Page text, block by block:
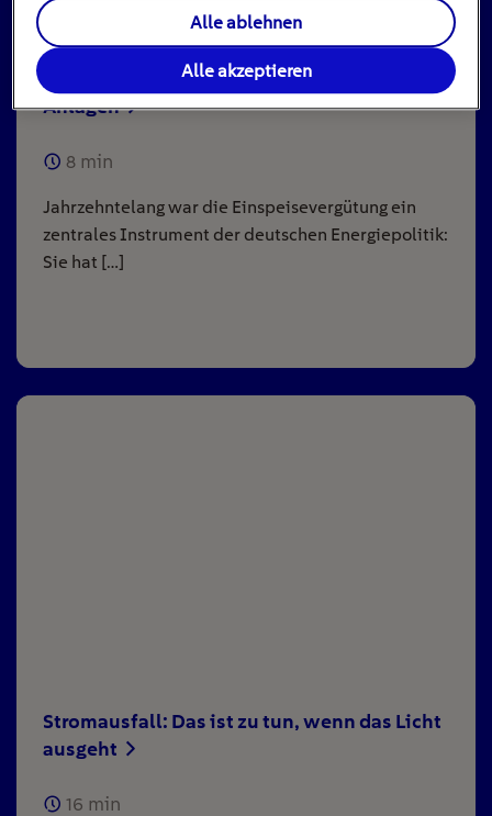
Einspeisevergütung für Photovoltaik-
Anlagen
8 min
Jahrzehntelang war die Einspeisevergütung ein
zentrales Instrument der deutschen Energiepolitik:
Sie hat […]
Stromausfall: Das ist zu tun, wenn das Licht
ausgeht
16 min
Alle ablehnen
Alle akzeptieren